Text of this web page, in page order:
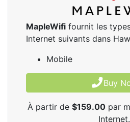
MapleWifi fournit les
Internet suivants dans
Mobile
Buy
À partir de $159.00par
Internet.